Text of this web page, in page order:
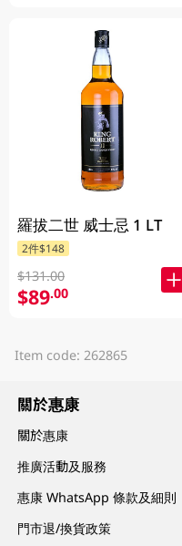
羅拔二世 威士忌 1 LT
2件$148
$131.00
$89.00
Item code: 262865
關於惠康
關於惠康
推廣活動及服務
惠康 WhatsApp 條款及細則
門市退/換貨政策